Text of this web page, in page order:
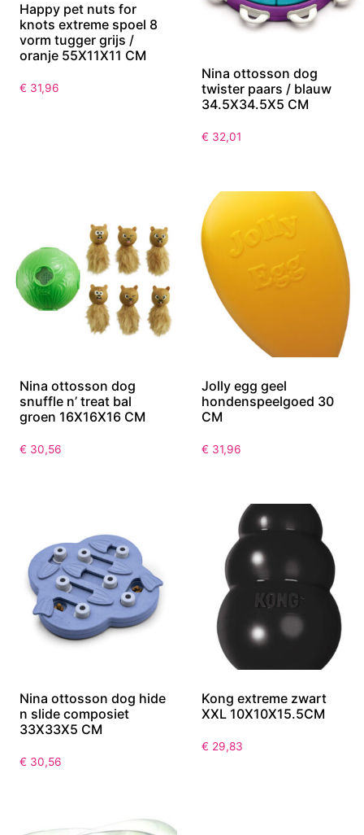
Happy pet nuts for
knots extreme spoel 8
vorm tugger grijs /
oranje 55X11X11 CM
€ 31,96
Nina ottosson dog
twister paars / blauw
34.5X34.5X5 CM
€ 32,01
Nina ottosson dog
snuffle n’ treat bal
groen 16X16X16 CM
€ 30,56
Jolly egg geel
hondenspeelgoed 30
CM
€ 31,96
Nina ottosson dog hide
n slide composiet
33X33X5 CM
€ 30,56
Kong extreme zwart
XXL 10X10X15.5CM
€ 29,83